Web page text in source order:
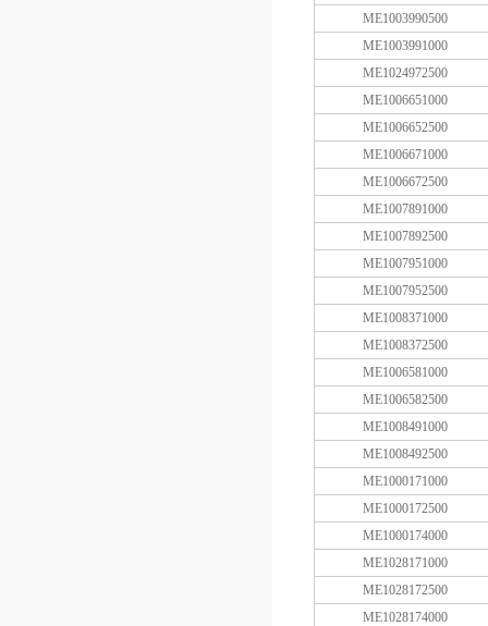
ME1003990500
ME1003991000
ME1024972500
ME1006651000
ME1006652500
ME1006671000
ME1006672500
ME1007891000
ME1007892500
ME1007951000
ME1007952500
ME1008371000
ME1008372500
ME1006581000
ME1006582500
ME1008491000
ME1008492500
ME1000171000
ME1000172500
ME1000174000
ME1028171000
ME1028172500
ME1028174000